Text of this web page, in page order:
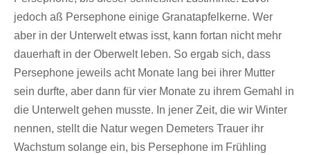
jedoch aß Persephone einige Granatapfelkerne. Wer
aber in der Unterwelt etwas isst, kann fortan nicht mehr
dauerhaft in der Oberwelt leben. So ergab sich, dass
Persephone jeweils acht Monate lang bei ihrer Mutter
sein durfte, aber dann für vier Monate zu ihrem Gemahl in
die Unterwelt gehen musste. In jener Zeit, die wir Winter
nennen, stellt die Natur wegen Demeters Trauer ihr
Wachstum solange ein, bis Persephone im Frühling